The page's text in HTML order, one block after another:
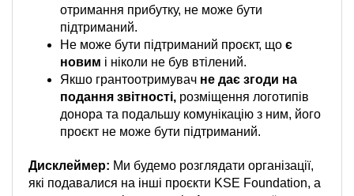
отримання прибутку, не може бути
підтриманий.
Не може бути підтриманий проєкт, що є
новим і ніколи не був втілений.
Якшо грантоотримувач не дає згоди на
подання звітності, розміщення логотипів
донора та подальшу комунікацію з ним, його
проєкт не може бути підтриманий.
Дисклеймер: Ми будемо розглядати організації,
які подавалися на інші проєкти KSE Foundation, а